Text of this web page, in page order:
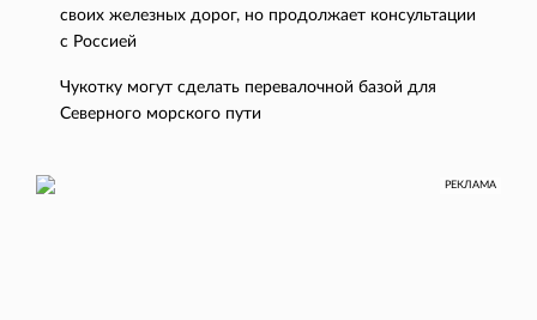
своих железных дорог, но продолжает консультации
с Россией
Чукотку могут сделать перевалочной базой для
Северного морского пути
РЕКЛАМА